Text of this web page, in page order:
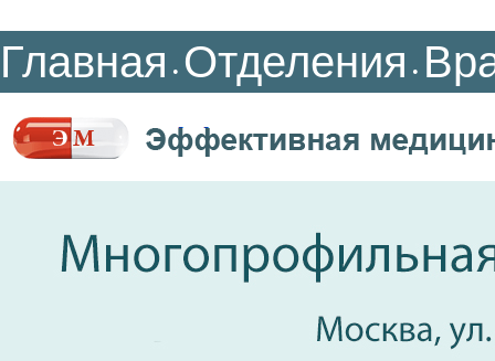
Главная • Отделения •